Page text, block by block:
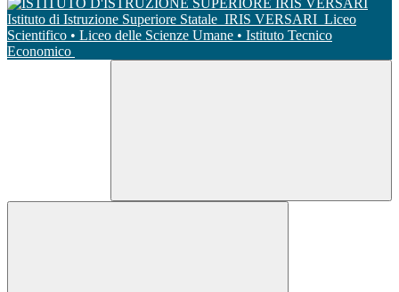
Istituto di Istruzione Superiore Statale IRIS VERSARI Liceo
Scientifico • Liceo delle Scienze Umane • Istituto Tecnico
Economico